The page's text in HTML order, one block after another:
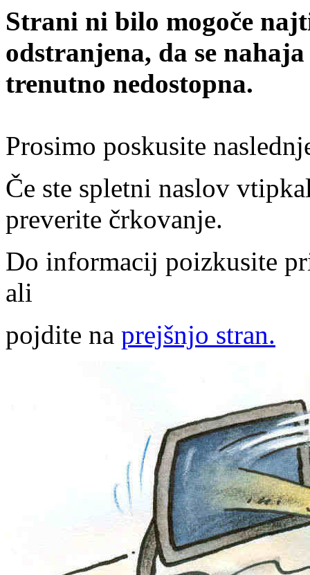
Strani ni bilo mogoče
odstranjena, da se
trenutno nedostopna.
Prosimo poskusite
Če ste spletni naslov
preverite črkovanje.
Do informacij poizkusite
ali
pojdite na prejšnjo stran.